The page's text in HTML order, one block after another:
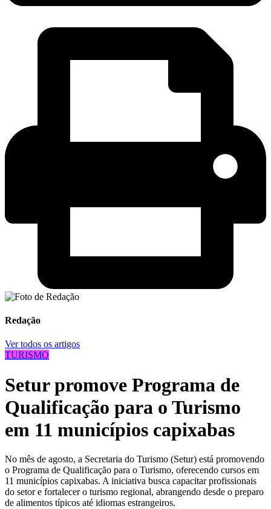
Redação
Ver todos os artigos
TURISMO
Setur promove Programa de
Qualificação para o Turismo
em 11 municípios capixabas
No mês de agosto, a Secretaria do Turismo (Setur) está promovendo
o Programa de Qualificação para o Turismo, oferecendo cursos em
11 municípios capixabas. A iniciativa busca capacitar profissionais
do setor e fortalecer o turismo regional, abrangendo desde o preparo
de alimentos típicos até idiomas estrangeiros.